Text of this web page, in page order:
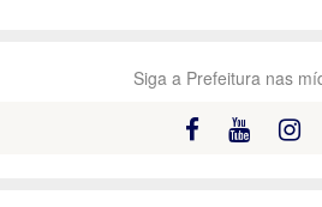
Siga a Prefeitura nas